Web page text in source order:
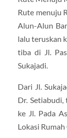
Rute menuju
Alun-Alun
lalu teruskan
tiba di Jl.
Sukajadi.
Dari Jl.
Dr.
ke Jl. Pada
Lokasi